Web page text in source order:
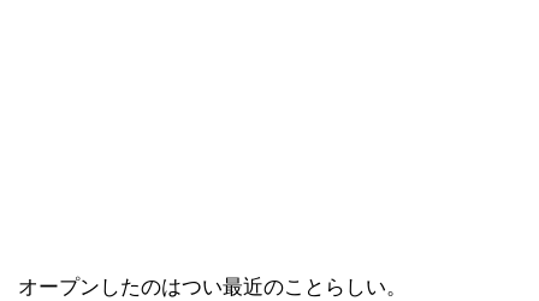
オープンしたのはつい最近のことらしい。